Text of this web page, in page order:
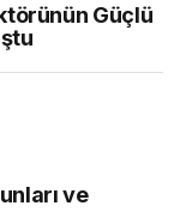
Güçlü
ve